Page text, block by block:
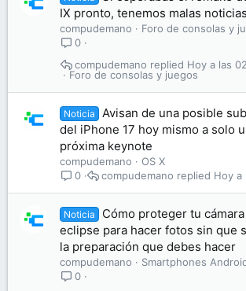
IX pronto, tenemos malas noticias
compudemano
Foro de consolas y
0
Foro de consolas y juegos
Hoy a las
compudemano
Noticia
Avisan de una posible
del iPhone 17 hoy mismo a solo
próxima keynote
compudemano
OS X
0
Hoy a
compudemano
Noticia
Cómo proteger tu
eclipse para hacer fotos sin que
la preparación que debes hacer
compudemano
Smartphones
0